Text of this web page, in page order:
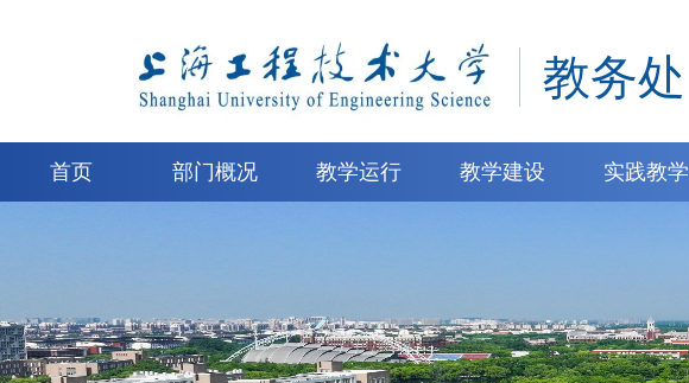
教务处
首页 部门概况 教学运行 教学建设 实践教学